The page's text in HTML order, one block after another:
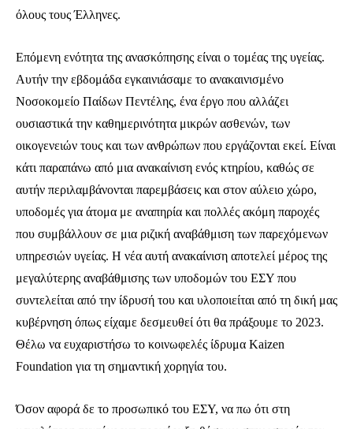
όλους τους Έλληνες.
Επόμενη ενότητα της ανασκόπησης είναι ο τομέας της υγείας.
Αυτήν την εβδομάδα εγκαινιάσαμε το ανακαινισμένο
Νοσοκομείο Παίδων Πεντέλης, ένα έργο που αλλάζει
ουσιαστικά την καθημερινότητα μικρών ασθενών, των
οικογενειών τους και των ανθρώπων που εργάζονται εκεί. Είναι
κάτι παραπάνω από μια ανακαίνιση ενός κτηρίου, καθώς σε
αυτήν περιλαμβάνονται παρεμβάσεις και στον αύλειο χώρο,
υποδομές για άτομα με αναπηρία και πολλές ακόμη παροχές
που συμβάλλουν σε μια ριζική αναβάθμιση των παρεχόμενων
υπηρεσιών υγείας. Η νέα αυτή ανακαίνιση αποτελεί μέρος της
μεγαλύτερης αναβάθμισης των υποδομών του ΕΣΥ που
συντελείται από την ίδρυσή του και υλοποιείται από τη δική μας
κυβέρνηση όπως είχαμε δεσμευθεί ότι θα πράξουμε το 2023.
Θέλω να ευχαριστήσω το κοινωφελές ίδρυμα Kaizen
Foundation για τη σημαντική χορηγία του.
Όσον αφορά δε το προσωπικό του ΕΣΥ, να πω ότι στη